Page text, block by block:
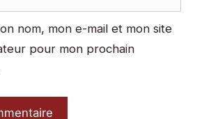
nom, mon e-mail et mon site
pour mon prochain